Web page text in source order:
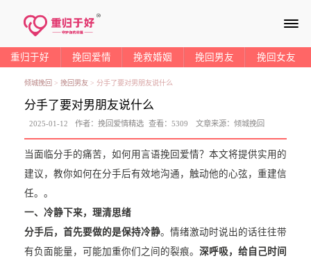
≡
重归于好 挽回爱情 挽救婚姻 挽回男友 挽回女友
倾城挽回 > 挽回男友> 分手了要对男朋友说什么
分手了要对男朋友说什么
2025-01-12 作者：挽回爱情精选 查看：5309 文章来源： 倾城挽回
当面临分手的痛苦，如何用言语挽回爱情？本文将提供实用的
建议，教你如何在分手后有效地沟通，触动他的心弦，重建信
任。。
一、冷静下来，理清思绪
分手后，首先要做的是保持冷静。情绪激动时说出的话往往带
有负面能量，可能加重你们之间的裂痕。 深呼吸，给自己时间